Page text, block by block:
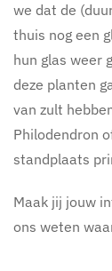
we dat de
thuis nog een
hun glas weer
deze planten
van zult
Philodendron
standplaats
Maak jij jouw
ons weten